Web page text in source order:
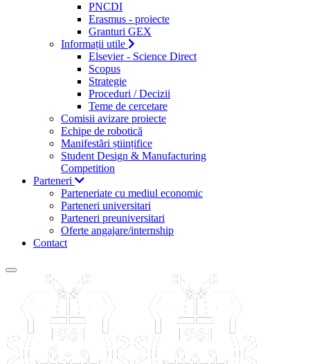
PNCDI
Erasmus - proiecte
Granturi GEX
Informații utile
Elsevier - Science Direct
Scopus
Strategie
Proceduri / Decizii
Teme de cercetare
Comisii avizare proiecte
Echipe de robotică
Manifestări științifice
Student Design & Manufacturing
Competition
Parteneri
Parteneriate cu mediul economic
Parteneri universitari
Parteneri preuniversitari
Oferte angajare/internship
Contact